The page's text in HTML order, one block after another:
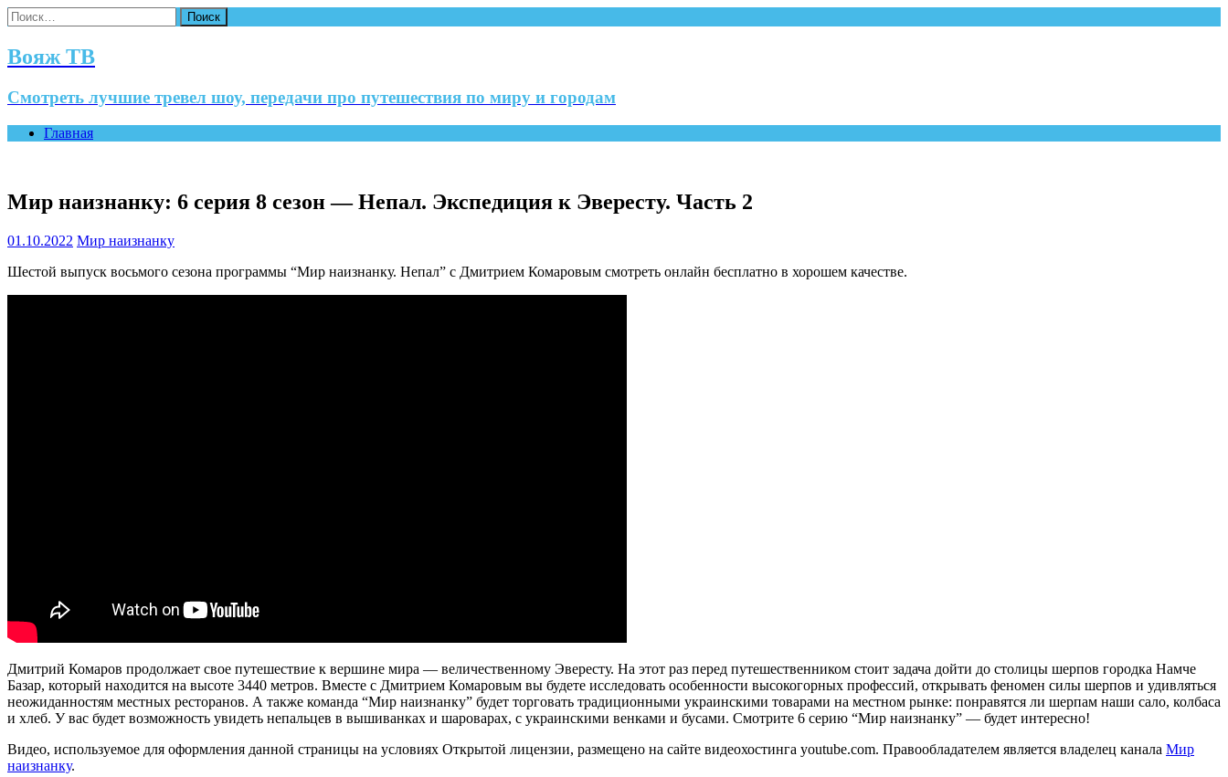
Найти:
Вояж ТВ
Смотреть лучшие тревел шоу, передачи про путешествия по миру и городам
Главная
Мир наизнанку: 6 серия 8 сезон — Непал. Экспедиция к Эвересту. Часть 2
01.10.2022 Мир наизнанку
Шестой выпуск восьмого сезона программы “Мир наизнанку. Непал” с Дмитрием Комаровым смотреть онлайн бесплатно в хорошем качестве.
Дмитрий Комаров продолжает свое путешествие к вершине мира — величественному Эвересту. На этот раз перед путешественником стоит задача дойти до столицы шерпов городка Намче
Базар, который находится на высоте 3440 метров. Вместе с Дмитрием Комаровым вы будете исследовать особенности высокогорных профессий, открывать феномен силы шерпов и удивляться
неожиданностям местных ресторанов. А также команда “Мир наизнанку” будет торговать традиционными украинскими товарами на местном рынке: понравятся ли шерпам наши сало, колбаса
и хлеб. У вас будет возможность увидеть непальцев в вышиванках и шароварах, с украинскими венками и бусами. Смотрите 6 серию “Мир наизнанку” — будет интересно!
Видео, используемое для оформления данной страницы на условиях Открытой лицензии, размещено на сайте видеохостинга youtube.com. Правообладателем является владелец канала Мир
наизнанку.